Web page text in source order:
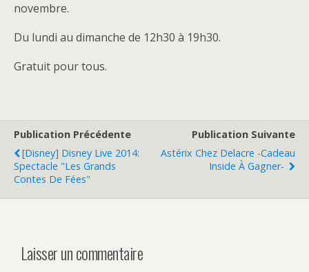
novembre.
Du lundi au dimanche de 12h30 à 19h30.
Gratuit pour tous.
Publication Précédente
[Disney] Disney Live 2014:
Spectacle "Les Grands
Contes De Fées"
Publication Suivante
Astérix Chez Delacre -cadeau
Inside À Gagner-
Laisser un commentaire